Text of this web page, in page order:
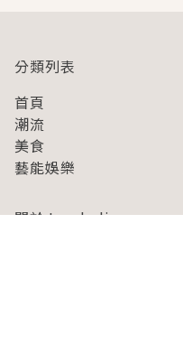
分類列表
首頁
潮流
美食
藝能娛樂
關於Japaholic